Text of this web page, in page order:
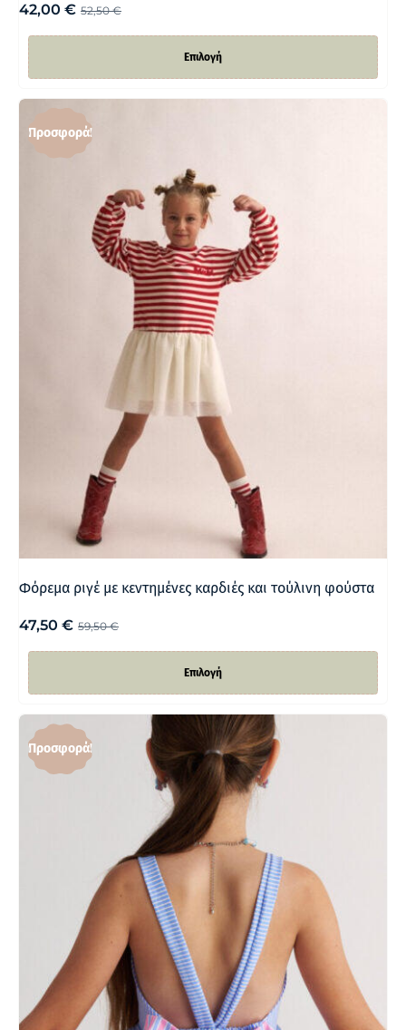
52,50€
42,00 €
Επιλογή
Προσφορά!
Φόρεμα ριγέ με κεντημένες καρδιές και τούλινη φούστα
59,50€
47,50 €
Επιλογή
Προσφορά!